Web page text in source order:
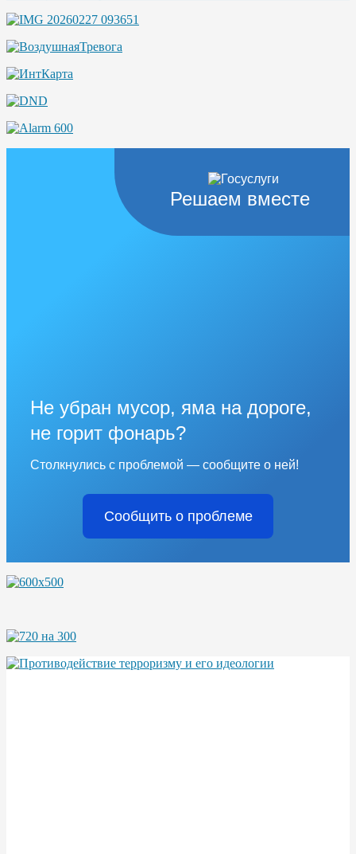
Решаем вместе
Не убран мусор, яма на дороге,
не горит фонарь?
Столкнулись с проблемой — сообщите о ней!
Сообщить о проблеме